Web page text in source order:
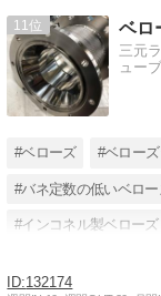
11 ベロ
三元
ュー
#ベローズ #ベロー
#バネ定数の低いベロ
#インコネル製ベローズ
132174